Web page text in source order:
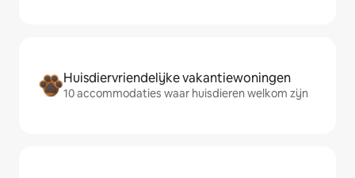
Huisdiervriendelijke vakantiewoningen
10 accommodaties waar huisdieren welkom zijn